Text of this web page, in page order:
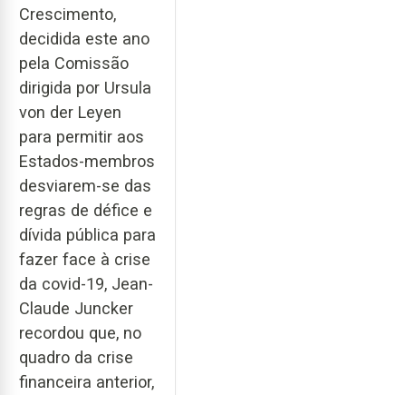
Crescimento,
decidida este ano
pela Comissão
dirigida por Ursula
von der Leyen
para permitir aos
Estados-membros
desviarem-se das
regras de défice e
dívida pública para
fazer face à crise
da covid-19, Jean-
Claude Juncker
recordou que, no
quadro da crise
financeira anterior,